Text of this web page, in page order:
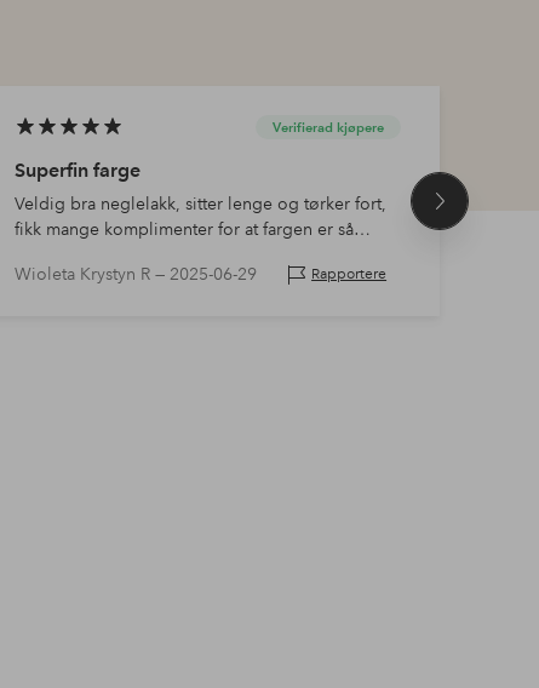
Verifierad kjøpere
Superfin farge
Veldig bra neglelakk, sitter lenge og tørker fort,
fikk mange komplimenter for at fargen er så
Wioleta Krystyn R —2025-06-29 Rapportere
Neste